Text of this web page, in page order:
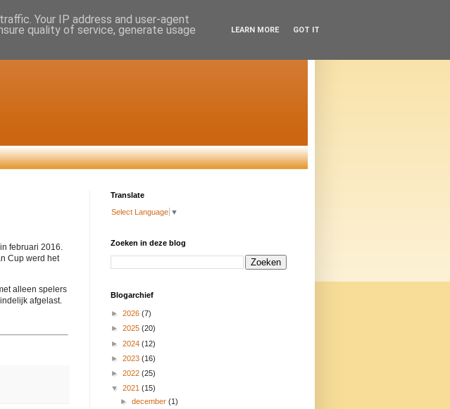
februari 2016.
Cup werd het
alleen spelers
afgelast.
Translate
Select Language ▼
Zoeken in deze blog
Blogarchief
► 2026 (7)
► 2025 (20)
► 2024 (12)
► 2023 (16)
► 2022 (25)
▼ 2021 (15)
►december(1)
Your IP address and user-agent
quality of service, generate usage LEARN MORE GOT IT